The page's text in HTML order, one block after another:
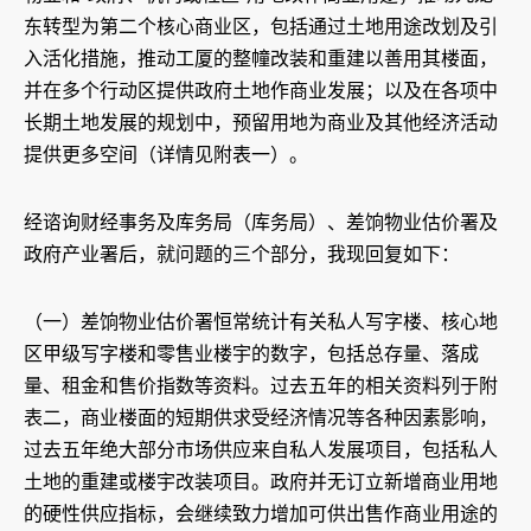
东转型为第二个核心商业区，包括通过土地用途改划及引
入活化措施，推动工厦的整幢改装和重建以善用其楼面，
并在多个行动区提供政府土地作商业发展；以及在各项中
长期土地发展的规划中，预留用地为商业及其他经济活动
提供更多空间（详情见附表一）。
经谘询财经事务及库务局（库务局）、差饷物业估价署及
政府产业署后，就问题的三个部分，我现回复如下：
（一）差饷物业估价署恒常统计有关私人写字楼、核心地
区甲级写字楼和零售业楼宇的数字，包括总存量、落成
量、租金和售价指数等资料。过去五年的相关资料列于附
表二，商业楼面的短期供求受经济情况等各种因素影响，
过去五年绝大部分市场供应来自私人发展项目，包括私人
土地的重建或楼宇改装项目。政府并无订立新增商业用地
的硬性供应指标，会继续致力增加可供出售作商业用途的